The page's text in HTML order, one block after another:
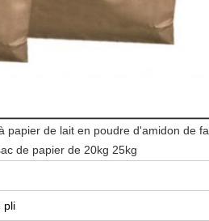
papier de lait en poudre d'amidon de
de papier de 20kg 25kg
pli